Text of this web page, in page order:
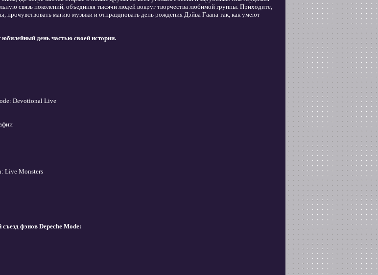
связь поколений, объединяя тысячи людей вокруг творчества любимой группы. Приходите,
прочувствовать магию музыки и отпраздновать день рождения Дэйва Гаана так, как умеют
юбилейный день частью своей истории.
Devotional Live
Live Monsters
фэнов Depeche Mode: